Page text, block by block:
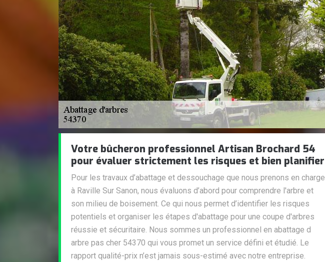
Votre bûcheron professionnel Artisan Brochard 54
pour évaluer strictement les risques et bien planifier
Pour les travaux d’abattage et dessouchage que nous prenons en charge
à Raville Sur Sanon, nous évaluons d’abord pour comprendre l'arbre et
son milieu de boisement. Ce qui nous permet d’identifier les risques
potentiels et organiser les étapes d'abattage pour une coupe d'arbres
réussie et sécuritaire. Nous sommes un professionnel en abattage d
arbre pas cher 54370 qui vous promet un service défini et étudié. Le
rapport qualité-prix n’est jamais sous-estimé avec notre entreprise.